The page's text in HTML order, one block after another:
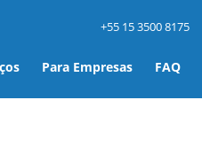
Para Empresas FAQ
+55 15 3500 8175